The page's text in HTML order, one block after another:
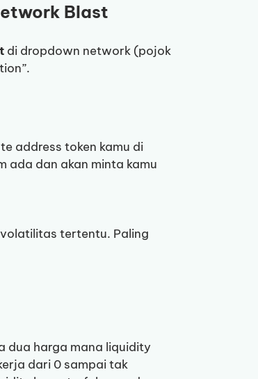
Blast
di dropdown network (pojok
address token kamu di
ada dan akan minta kamu
tertentu. Paling
dua harga mana liquidity
dari 0 sampai tak